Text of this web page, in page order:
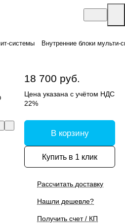
системы Внутренние блоки мульти-
18 700 руб.
Цена указана с учётом НДС
22%
В корзину
Купить в 1 клик
Рассчитать доставку
Нашли дешевле?
Получить счет / КП